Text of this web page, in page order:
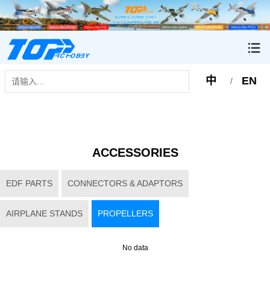
中 / EN
ACCESSORIES
EDF PARTS CONNECTORS & ADAPTORS
AIRPLANE STANDS PROPELLERS
No data